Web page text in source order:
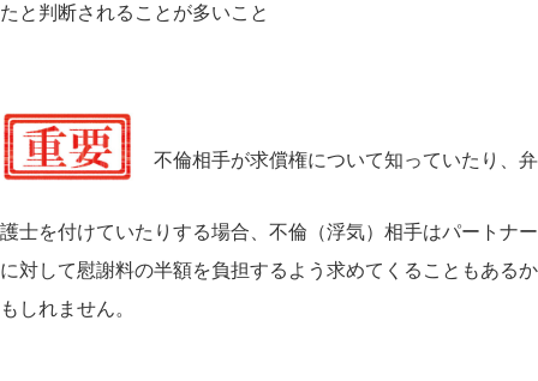
たと判断されることが多いこと
不倫相手が求償権について知っていたり、弁
護士を付けていたりする場合、不倫（浮気）相手はパートナー
に対して慰謝料の半額を負担するよう求めてくることもあるか
もしれません。